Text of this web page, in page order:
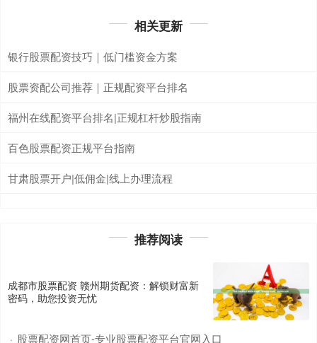
相关更新
银行股票配资技巧｜低门槛资金方案
股票资配公司推荐｜正规配资平台排名
福州在线配资平台排名|正规杠杆炒股指南
百色股票配资正规平台指南
甘肃股票开户|低佣金|线上办理流程
推荐阅读
成都市股票配资 赣州期货配资：解锁财富新
密码，助您投资无忧
· 股票配资网首页-专业股票配资平台官网入口